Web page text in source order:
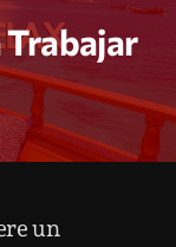
Trabajar
un